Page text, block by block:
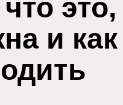
это,
и как